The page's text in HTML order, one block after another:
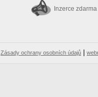
Inzerce zdarma
Zásady ochrany osobních údajů